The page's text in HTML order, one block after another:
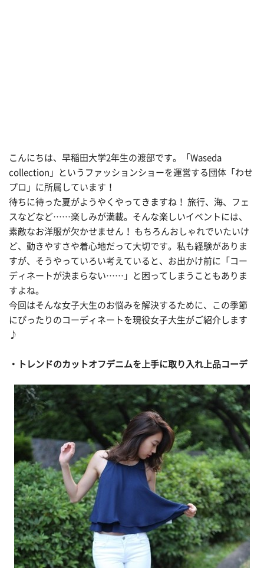
こんにちは、早稲田大学2年生の渡部です。「Waseda
collection」というファッションショーを運営する団体「わせ
プロ」に所属しています！
待ちに待った夏がようやくやってきますね！ 旅行、海、フェ
スなどなど……楽しみが満載。そんな楽しいイベントには、
素敵なお洋服が欠かせません！ もちろんおしゃれでいたいけ
ど、動きやすさや着心地だって大切です。私も経験がありま
すが、そうやっていろい考えていると、お出かけ前に「コー
ディネートが決まらない……」と困ってしまうこともありま
すよね。
今回はそんな女子大生のお悩みを解決するために、この季節
にぴったりのコーディネートを現役女子大生がご紹介します
♪
・トレンドのカットオフデニムを上手に取り入れ上品コーデ